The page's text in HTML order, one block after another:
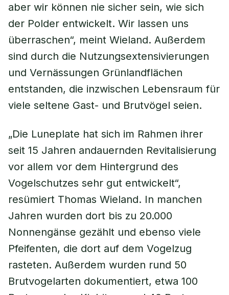
aber wir können nie sicher sein, wie sich
der Polder entwickelt. Wir lassen uns
überraschen“, meint Wieland. Außerdem
sind durch die Nutzungsextensivierungen
und Vernässungen Grünlandflächen
entstanden, die inzwischen Lebensraum für
viele seltene Gast- und Brutvögel seien.
„Die Luneplate hat sich im Rahmen ihrer
seit 15 Jahren andauernden Revitalisierung
vor allem vor dem Hintergrund des
Vogelschutzes sehr gut entwickelt“,
resümiert Thomas Wieland. In manchen
Jahren wurden dort bis zu 20.000
Nonnengänse gezählt und ebenso viele
Pfeifenten, die dort auf dem Vogelzug
rasteten. Außerdem wurden rund 50
Brutvogelarten dokumentiert, etwa 100